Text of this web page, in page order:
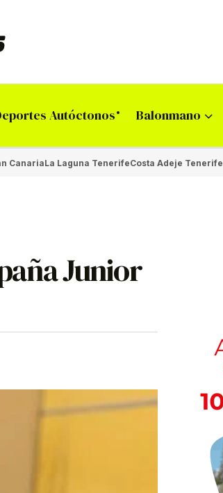
Autóctonos Balonmano
CanariaLa Laguna TenerifeCosta Adeje Tenerife
Junior